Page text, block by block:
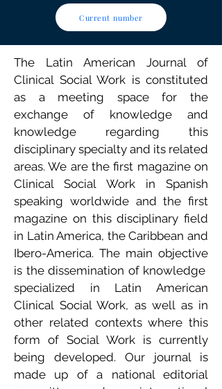
Current number
The Latin American Journal of
Clinical Social Work is constituted
as a meeting space for the
exchange of knowledge and
knowledge regarding this
disciplinary specialty and its related
areas. We are the first magazine on
Clinical Social Work in Spanish
speaking worldwide and the first
magazine on this disciplinary field
in Latin America, the Caribbean and
Ibero-America. The main objective
is the dissemination of knowledge
specialized in Latin American
Clinical Social Work, as well as in
other related contexts where this
form of Social Work is currently
being developed. Our journal is
made up of a national editorial